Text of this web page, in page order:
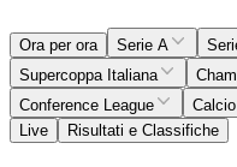
Ora per ora Serie A
Supercoppa Italiana
Conference League
Live
Risultati e Classifiche